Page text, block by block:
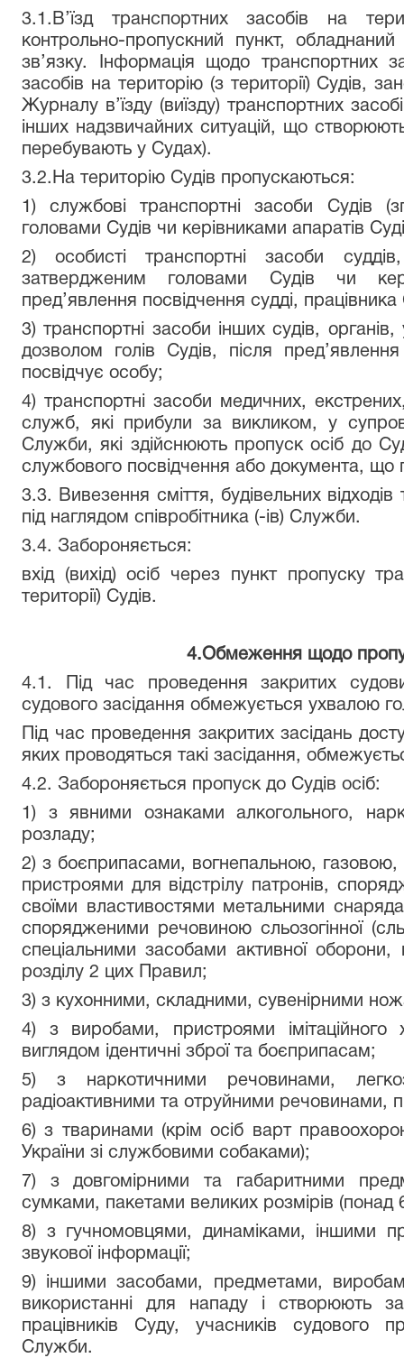
3.1.В’їзд транспортних засобів на
контрольно-пропускний пункт,
зв’язку. Інформація щодо транспортних
засобів на територію (з території) Судів,
Журналу в’їзду (виїзду) транспортних
інших надзвичайних ситуацій, що
перебувають у Судах).
3.2.На територію Судів пропускаються:
1) службові транспортні засоби Судів
головами Судів чи керівниками апаратів
2) особисті транспортні засоби
затвердженим головами Судів чи
пред’явлення посвідчення судді,
3) транспортні засоби інших судів,
дозволом голів Судів, після
посвідчує особу;
4) транспортні засоби медичних,
служб, які прибули за викликом, у
Служби, які здійснюють пропуск осіб до
службового посвідчення або документа, що
3.3. Вивезення сміття, будівельних
під наглядом співробітника (-ів) Служби.
3.4. Забороняється:
вхід (вихід) осіб через пункт пропуску
території) Судів.
4.Обмеження щодо
4.1. Під час проведення закритих
судового засідання обмежується ухвалою
Під час проведення закритих засідань
яких проводяться такі засідання,
4.2. Забороняється пропуск до Судів осіб:
1) з явними ознаками алкогольного,
розладу;
2) з боєприпасами, вогнепальною,
пристроями для відстрілу патронів,
своїми властивостями метальними
спорядженими речовиною сльозогінної
спеціальними засобами активної оборони,
розділу 2 цих Правил;
3) з кухонними, складними, сувенірними
4) з виробами, пристроями імітаційного
виглядом ідентичні зброї та боєприпасам;
5) з наркотичними речовинами,
радіоактивними та отруйними речовинами,
6) з тваринами (крім осіб варт
України зі службовими собаками);
7) з довгомірними та габаритними
сумками, пакетами великих розмірів (понад
8) з гучномовцями, динаміками, іншими
звукової інформації;
9) іншими засобами, предметами,
використанні для нападу і створюють
працівників Суду, учасників судового
Служби.